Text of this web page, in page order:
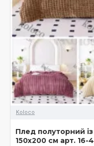
Koloco
Плед полуторний
150х200 см арт. 16-